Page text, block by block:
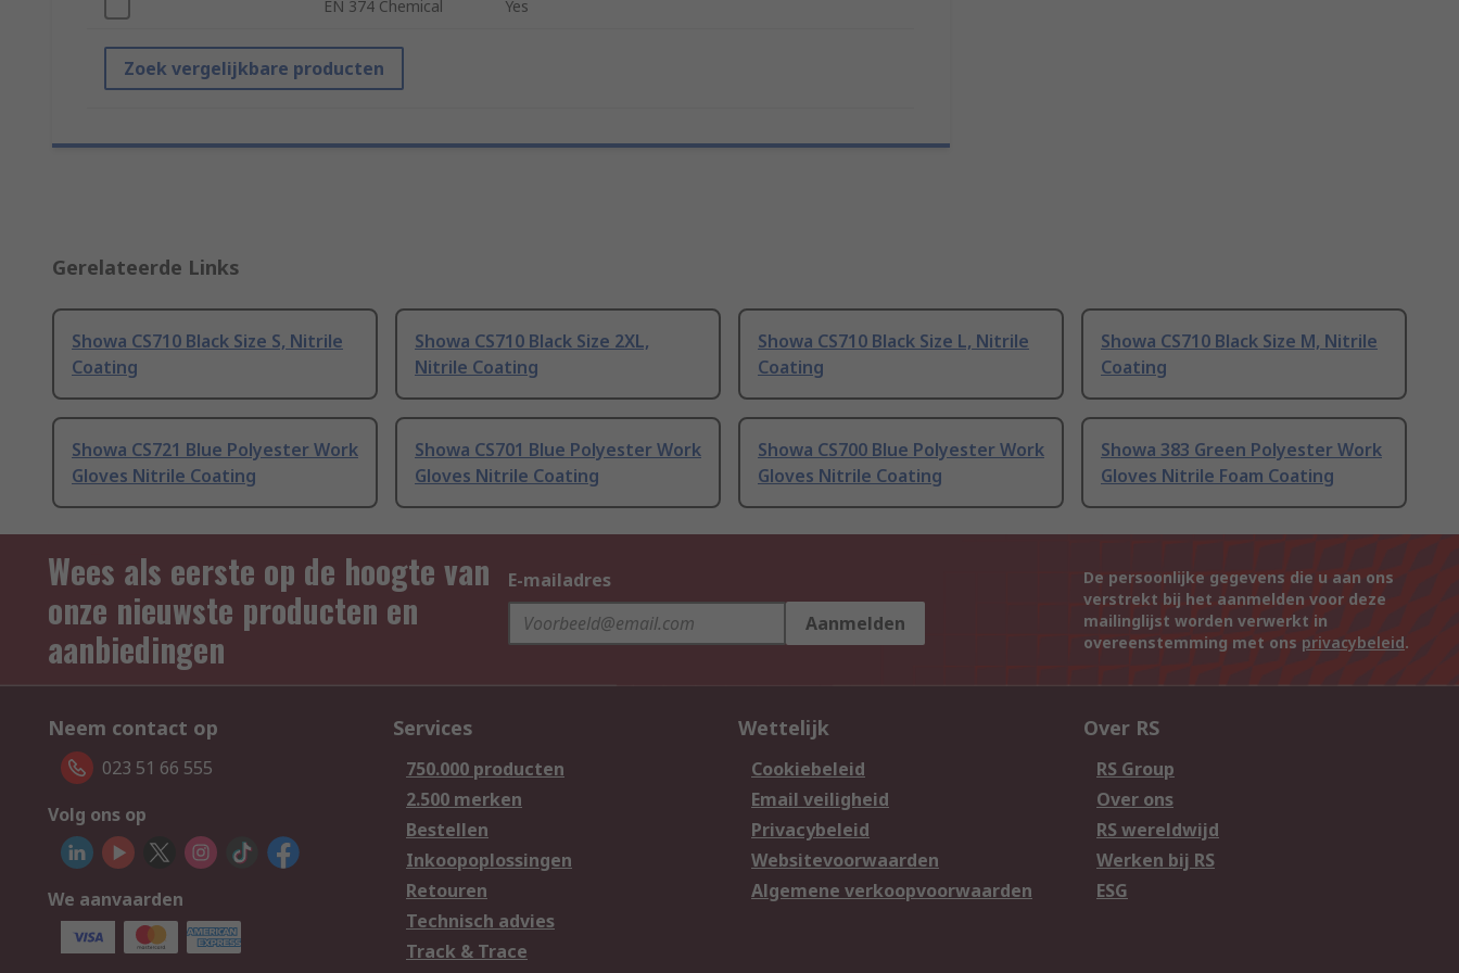
EN 374 Chemical Yes
Zoek vergelijkbare producten
Gerelateerde Links
Showa CS710 Black Size S, Nitrile
Coating
Showa CS710 Black Size 2XL,
Nitrile Coating
Showa CS710 Black Size L, Nitrile
Coating
Showa CS710 Black Size M, Nitrile
Coating
Showa CS721 Blue Polyester Work
Gloves Nitrile Coating
Showa CS701 Blue Polyester Work
Gloves Nitrile Coating
Showa CS700 Blue Polyester Work
Gloves Nitrile Coating
Showa 383 Green Polyester Work
Gloves Nitrile Foam Coating
Wees als eerste op de hoogte van
onze nieuwste producten en
aanbiedingen
E-mailadres
Aanmelden
De persoonlijke gegevens die u aan ons
verstrekt bij het aanmelden voor deze
mailinglijst worden verwerkt in
overeenstemming met ons privacybeleid.
Neem contact op
023 51 66 555
Volg ons op
We aanvaarden
Services
750.000 producten
2.500 merken
Bestellen
Inkoopoplossingen
Retouren
Technisch advies
Track & Trace
Wettelijk
Cookiebeleid
Email veiligheid
Privacybeleid
Websitevoorwaarden
Algemene verkoopvoorwaarden
Over RS
RS Group
Over ons
RS wereldwijd
Werken bij RS
ESG